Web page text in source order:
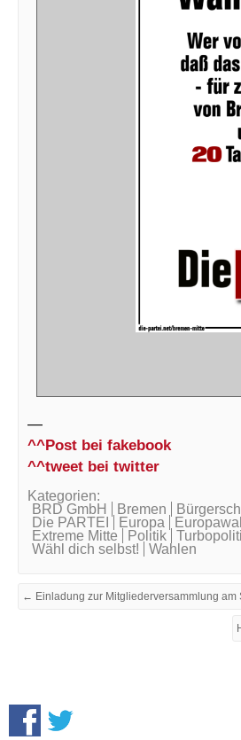
—
^^Post bei fakebook
^^tweet bei twitter
Kategorien:
BRD GmbH
Bremen
Die PARTEI
Europa
Extreme Mitte
Politik
Wähl dich selbst!
Wahlen